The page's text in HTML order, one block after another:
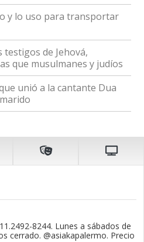
y lo uso para transportar
testigos de Jehová,
que musulmanes y judíos
unió a la cantante Dua
8244. Lunes a sábados de
cerrado. @asiakapalermo. Precio